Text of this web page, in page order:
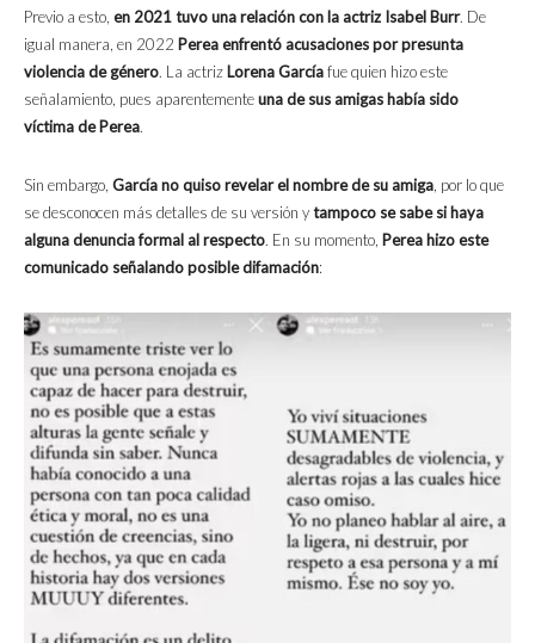
Previo a esto, en 2021 tuvo una relación con la actriz Isabel Burr. De
igual manera, en 2022 Perea enfrentó acusaciones por presunta
violencia de género. La actriz Lorena Garcíafue quien hizo este
señalamiento, pues aparentementeuna de sus amigas había sido
víctima de Perea.
Sin embargo, García no quiso revelar el nombre de su amiga , por lo que
se desconocen más detalles de su versión ytampoco se sabe si haya
alguna denuncia formal al respecto. En su momento, Perea hizo este
comunicado señalando posible difamación: